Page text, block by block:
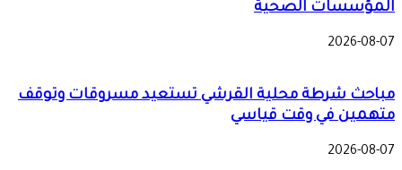
المؤسسات الصحية
2026-08-07
مباحث شرطة محلية القرشي تستعيد مسروقات وتوقف
متهمين في وقت قياسي
2026-08-07